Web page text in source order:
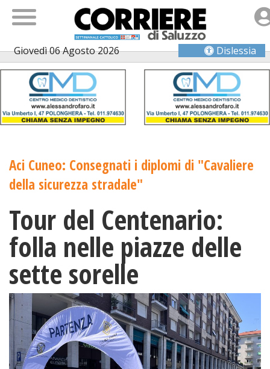
Giovedì 06 Agosto 2026 Dislessia
Aci Cuneo: Consegnati i diplomi di "Cavaliere
della sicurezza stradale"
Tour del Centenario:
folla nelle piazze delle
sette sorelle